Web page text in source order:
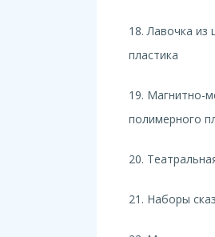
18. Лавочка из
пластика
19. Магнитно-
полимерного
20.
21. Наборы